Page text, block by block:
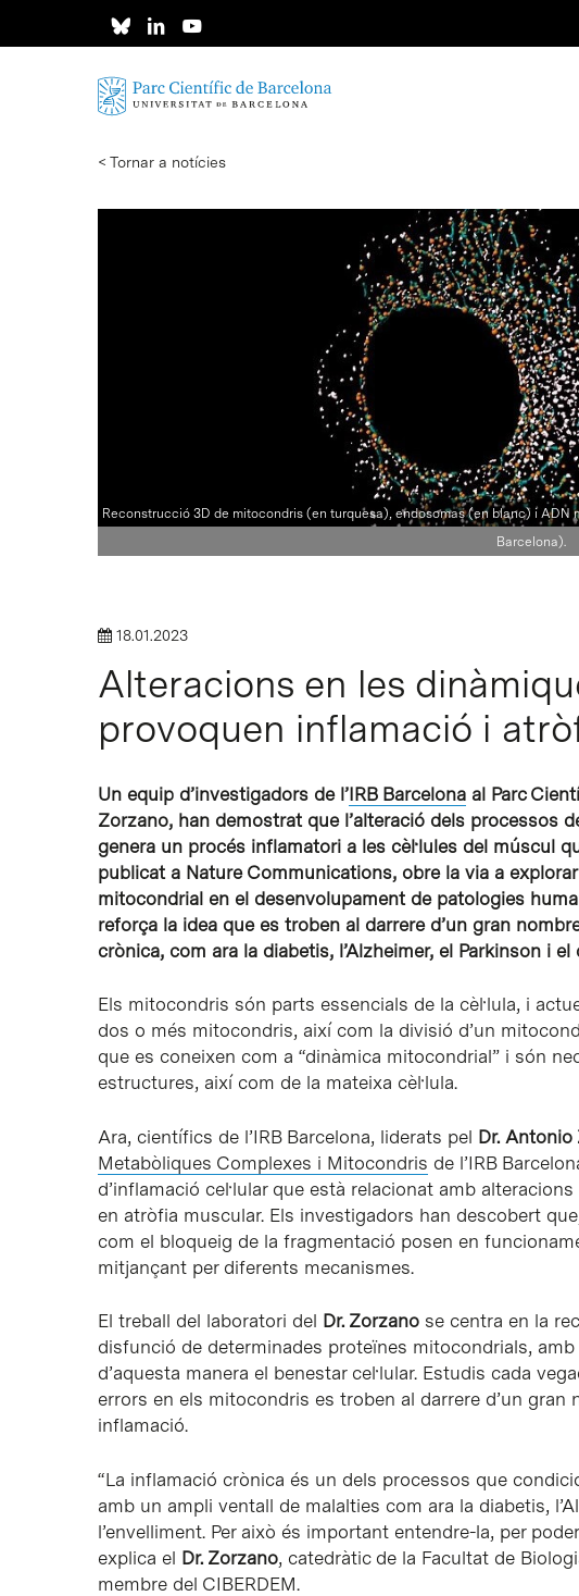
Intro per buscar o ESC per tancar
< Tornar a notícies
Reconstrucció 3D de mitocondris (en turquesa), endosomas (en blanc) i ADN
Barcelona).
18.01.2023
Alteracions en les
provoquen inflamació i
Un equip d’investigadors de l’IRB Barcelona al Parc
Zorzano, han demostrat que l’alteració dels processos
genera un procés inflamatori a les cèl·lules del múscul
publicat a Nature Communications, obre la via a
mitocondrial en el desenvolupament de patologies
reforça la idea que es troben al darrere d’un gran
crònica, com ara la diabetis, l’Alzheimer, el Parkinson i
Els mitocondris són parts essencials de la cèl·lula, i
dos o més mitocondris, així com la divisió d’un
que es coneixen com a “dinàmica mitocondrial” i són
estructures, així com de la mateixa cèl·lula.
Ara, científics de l’IRB Barcelona, liderats pel Dr. Antonio
Metabòliques Complexes i Mitocondris de l’IRB
d’inflamació cel·lular que està relacionat amb
en atròfia muscular. Els investigadors han descobert
com el bloqueig de la fragmentació posen en
mitjançant per diferents mecanismes.
El treball del laboratori del Dr. Zorzano se centra en la
disfunció de determinades proteïnes mitocondrials,
d’aquesta manera el benestar cel·lular. Estudis cada
errors en els mitocondris es troben al darrere d’un
inflamació.
“La inflamació crònica és un dels processos que
amb un ampli ventall de malalties com ara la diabetis,
l’envelliment. Per això és important entendre-la, per
explica el Dr. Zorzano, catedràtic de la Facultat de
membre del CIBERDEM.